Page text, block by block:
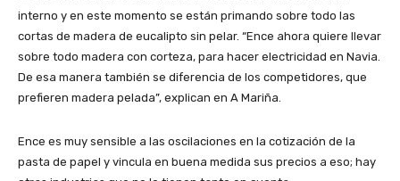
interno y en este momento se están primando sobre todo las
cortas de madera de eucalipto sin pelar. “Ence ahora quiere llevar
sobre todo madera con corteza, para hacer electricidad en Navia.
De esa manera también se diferencia de los competidores, que
prefieren madera pelada”, explican en A Mariña.
Ence es muy sensible a las oscilaciones en la cotización de la
pasta de papel y vincula en buena medida sus precios a eso; hay